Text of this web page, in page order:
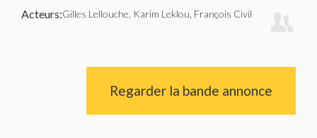
Acteurs:Gilles Lellouche, Karim Leklou, François Civil
Regarder la bande annonce